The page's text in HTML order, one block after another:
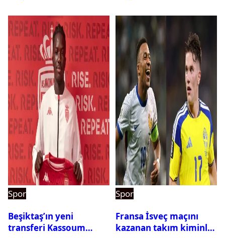
Spor
Beşiktaş’ın yeni
transferi Kassoum
Spor
Fransa İsveç maçını
kazanan takım kiminle